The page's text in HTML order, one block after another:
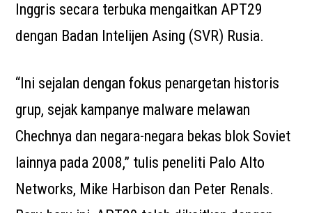
Inggris secara terbuka mengaitkan APT29
dengan Badan Intelijen Asing (SVR) Rusia.
“Ini sejalan dengan fokus penargetan historis
grup, sejak kampanye malware melawan
Chechnya dan negara-negara bekas blok Soviet
lainnya pada 2008,” tulis peneliti Palo Alto
Networks, Mike Harbison dan Peter Renals.